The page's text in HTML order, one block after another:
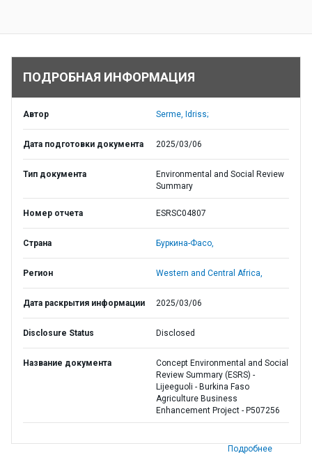
ПОДРОБНАЯ ИНФОРМАЦИЯ
Автор Serme, Idriss;
Дата подготовки документа 2025/03/06
Тип документа
Environmental and Social Review
Summary
Номер отчета ESRSC04807
Страна Буркина-Фасо,
Регион Western and Central Africa,
Дата раскрытия информации 2025/03/06
Disclosure Status Disclosed
Название документа
Concept Environmental and Social
Review Summary (ESRS) -
Lijeeguoli - Burkina Faso
Agriculture Business
Enhancement Project - P507256
Подробнее